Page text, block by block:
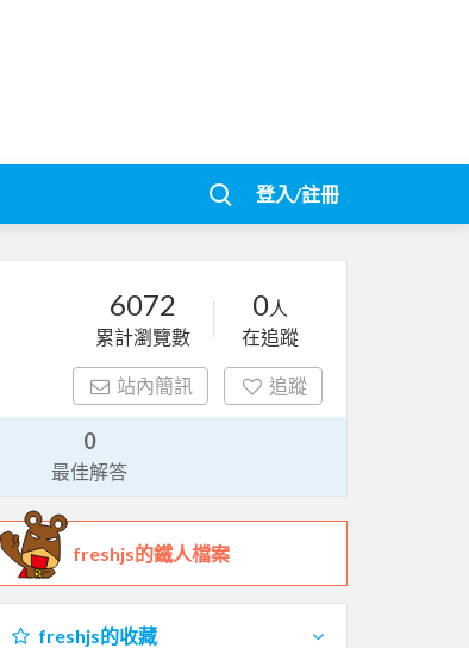
登入/註冊
6072
累計瀏覽數
0人
在追蹤
站內簡訊 追蹤
0
最佳解答
freshjs的鐵人檔案
freshjs的收藏